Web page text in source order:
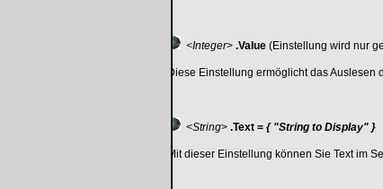
<Integer> .Value(Einstellung wird nur
Diese Einstellung ermöglicht das Auslesen
<String>.Text ={ "String to Display" }
Mit dieser Einstellung können Sie Text im